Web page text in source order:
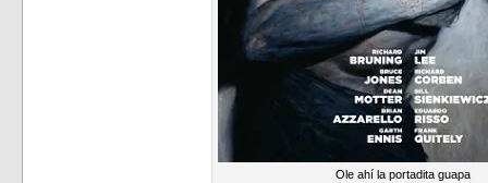
Ole ahí la portadita guapa